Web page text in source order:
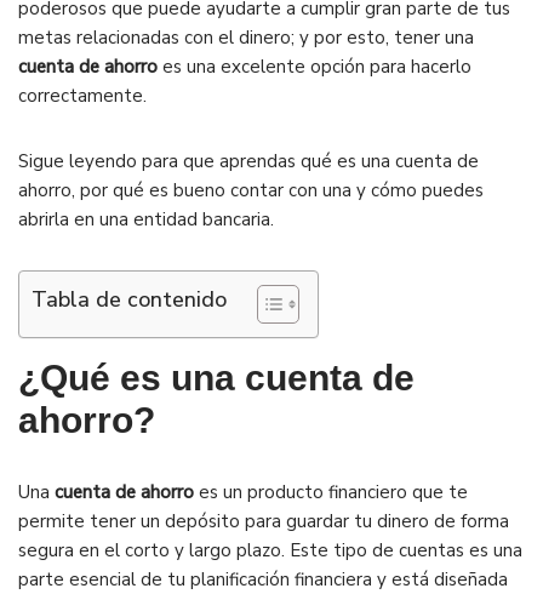
poderosos que puede ayudarte a cumplir gran parte de tus
metas relacionadas con el dinero; y por esto, tener una
cuenta de ahorro es una excelente opción para hacerlo
correctamente.
Sigue leyendo para que aprendas qué es una cuenta de
ahorro, por qué es bueno contar con una y cómo puedes
abrirla en una entidad bancaria.
Tabla de contenido
¿Qué es una cuenta de
ahorro?
Una cuenta de ahorro es un producto financiero que te
permite tener un depósito para guardar tu dinero de forma
segura en el corto y largo plazo. Este tipo de cuentas es una
parte esencial de tu planificación financiera y está diseñada